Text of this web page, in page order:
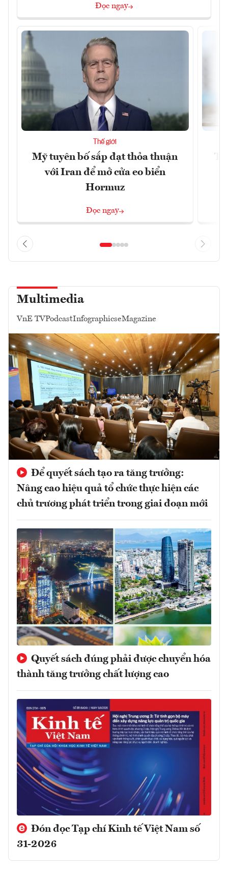
Đọc ngay
Thế giới
Mỹ tuyên bố sắp đạt thỏa thuận
với Iran để mở cửa eo biển
Hormuz
Đọc ngay
Multimedia
VnE TVPodcastInfographicseMagazine
Để quyết sách tạo ra tăng trưởng:
Nâng cao hiệu quả tổ chức thực hiện các
chủ trương phát triển trong giai đoạn mới
Quyết sách đúng phải được chuyển hóa
thành tăng trưởng chất lượng cao
Đón đọc Tạp chí Kinh tế Việt Nam số
31-2026